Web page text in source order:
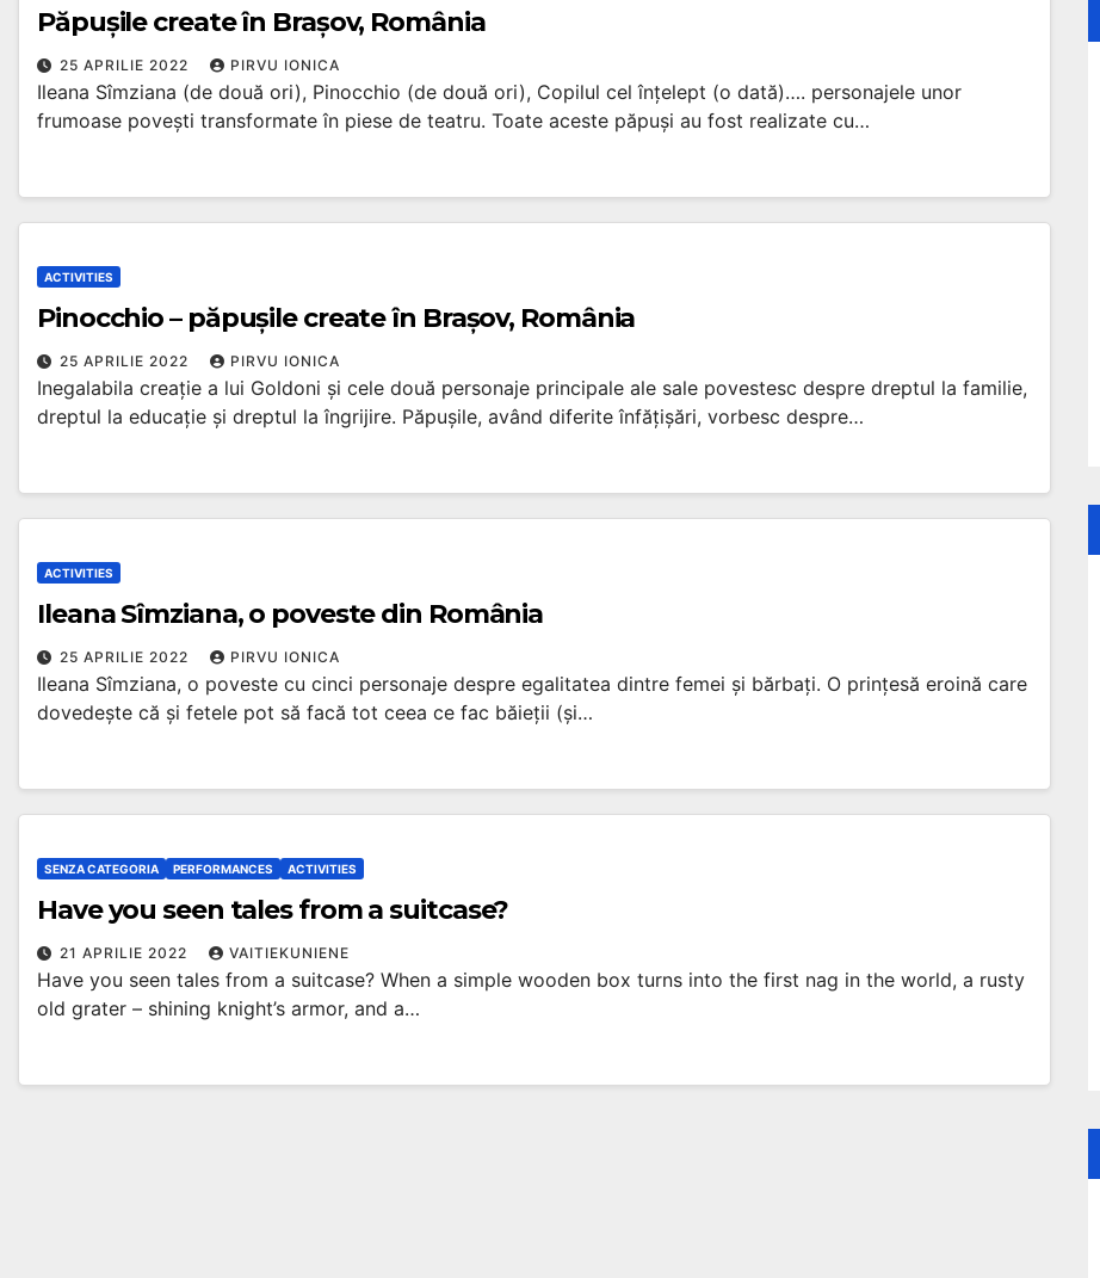
Păpușile create în Brașov, România
25 APRILIE 2022 PIRVU IONICA
Ileana Sîmziana (de două ori), Pinocchio (de două ori), Copilul cel înțelept (o dată)…. personajele unor
frumoase povești transformate în piese de teatru. Toate aceste păpuși au fost realizate cu…
ACTIVITIES
Pinocchio – păpușile create în Brașov, România
25 APRILIE 2022 PIRVU IONICA
Inegalabila creație a lui Goldoni și cele două personaje principale ale sale povestesc despre dreptul la familie,
dreptul la educație și dreptul la îngrijire. Păpușile, având diferite înfățișări, vorbesc despre…
ACTIVITIES
Ileana Sîmziana, o poveste din România
25 APRILIE 2022 PIRVU IONICA
Ileana Sîmziana, o poveste cu cinci personaje despre egalitatea dintre femei și bărbați. O prințesă eroină care
dovedește că și fetele pot să facă tot ceea ce fac băieții (și…
SENZA CATEGORIA PERFORMANCES ACTIVITIES
Have you seen tales from a suitcase?
21 APRILIE 2022 VAITIEKUNIENE
Have you seen tales from a suitcase? When a simple wooden box turns into the first nag in the world, a rusty
old grater – shining knight’s armor, and a…